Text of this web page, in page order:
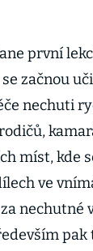
první
začnou
nechuti
míst, kde
ve
nechutné